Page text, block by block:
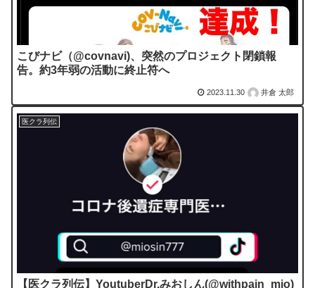
こびナビ（@covnavi)、突然のプロジェクト閉鎖報
告。約3年弱の活動に終止符へ
2023.11.30 井倉 太郎
医クラ列伝
【医クラ列伝】YoutuberDr.みおしん(@withpain_mio)